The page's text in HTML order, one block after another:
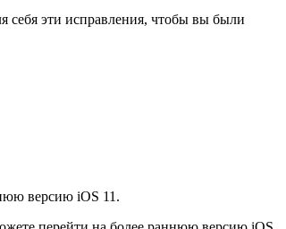
себя эти исправления, чтобы вы были
версию iOS 11.